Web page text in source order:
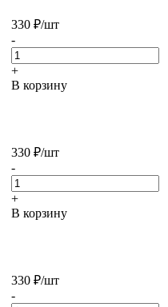
330 ₽/шт
-
+
В корзину
330 ₽/шт
-
+
В корзину
330 ₽/шт
-